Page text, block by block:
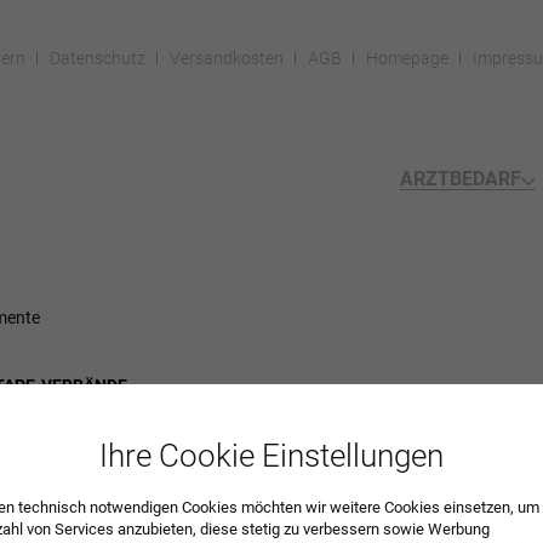
Datenschutz Versandkosten AGB Homepage
ARZTBEDARF
VERBÄNDE
Ihre Cookie Einstellungen
technisch notwendigen Cookies möchten wir weitere Cookies einsetzen, um
von Services anzubieten, diese stetig zu verbessern sowie Werbung